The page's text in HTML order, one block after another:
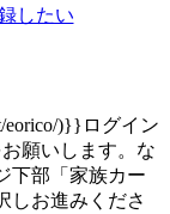
したい
eorico/)}}ログイン
願いします。な
下部「家族カー
しお進みくださ